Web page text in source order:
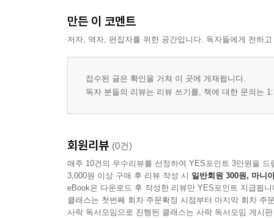
만든 이 코멘트
저자, 역자, 편집자를 위한 공간입니다. 독자들에게 전하
접수된 글은 확인을 거쳐 이 곳에 게재됩니다.
독자 분들의 리뷰는 리뷰 쓰기를, 책에 대한 문의는
회원리뷰 (0건)
매주 10건의 우수리뷰를 선정하여 YES포인트 3만원을 드
3,000원 이상 구매 후 리뷰 작성 시 일반회원 300원, 마니
eBook은 다운로드 후 작성한 리뷰만 YES포인트 지급됩니
클래스는 첫번째 회차 주문확정 시점부터 마지막 회차 주
사락 독서모임으로 진행된 클래스는 사락 독서모임 게시